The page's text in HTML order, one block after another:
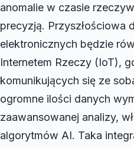
anomalie w czasie
precyzją. Przyszłościowa
elektronicznych będzie
Internetem Rzeczy (IoT),
komunikujących się ze
ogromne ilości danych
zaawansowanej analizy,
algorytmów AI. Taka